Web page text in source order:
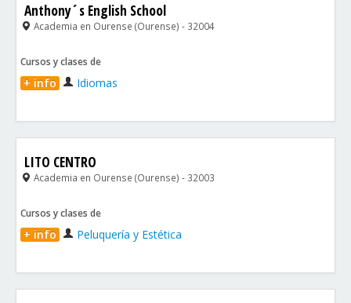
Anthony´s English School
Academia en Ourense (Ourense) - 32004
Cursos y clases de
+ info Idiomas
LITO CENTRO
Academia en Ourense (Ourense) - 32003
Cursos y clases de
+ info Peluquería y Estética